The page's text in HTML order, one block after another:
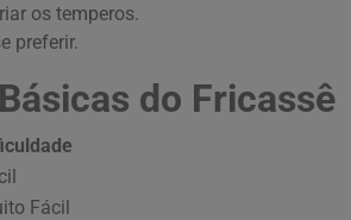
os temperos.
preferir.
do Fricassê
Fácil